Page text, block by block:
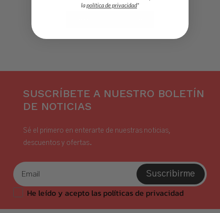
SUSCRÍBETE A NUESTRO BOLETÍN
DE NOTICIAS
Sé el primero en enterarte de nuestras noticias,
descuentos y ofertas.
Suscribirme
He leído y acepto las políticas de privacidad
lapolítica de privacidad*